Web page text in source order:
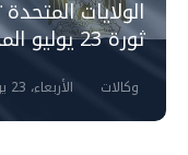
الولايات
ثورة 23 يوليو المجيدة
وكالات الأربعاء، 23 يوليو 2025 11:55 ص